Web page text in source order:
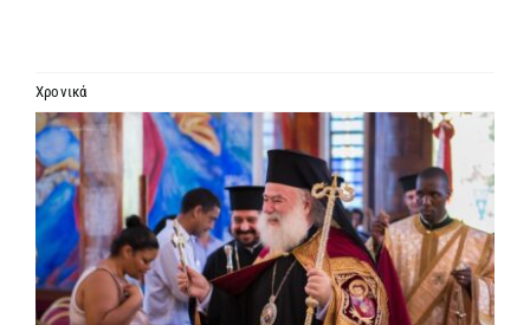
MEDIA
ΕΝΗΜΕΡΩΣΗ
ΣΥΝΔΕΣΕΙΣ
Χρονικά
Προβολή
μεγαλύτερης
εικόνας